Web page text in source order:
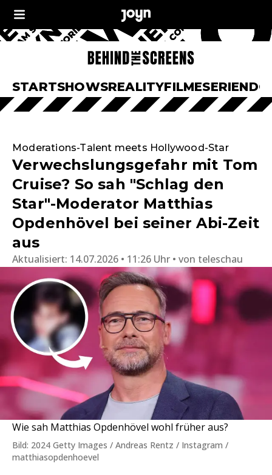
STARTSHOWSREALITYFILMESERIEN
Moderations-Talent meets Hollywood-Star
Verwechslungsgefahr mit Tom
Cruise? So sah "Schlag den
Star"-Moderator Matthias
Opdenhövel bei seiner Abi-Zeit
aus
Aktualisiert: 14.07.2026 • 11:26 Uhr von teleschau
Wie sah Matthias Opdenhövel wohl früher aus?
Bild: 2024 Getty Images / Andreas Rentz / Instagram /
matthiasopdenhoevel